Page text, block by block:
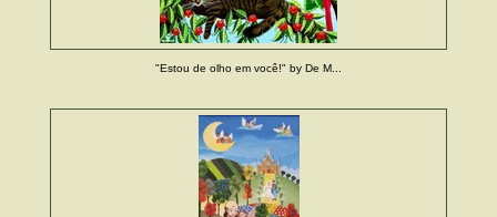
"Estou de olho em você!" by De M...